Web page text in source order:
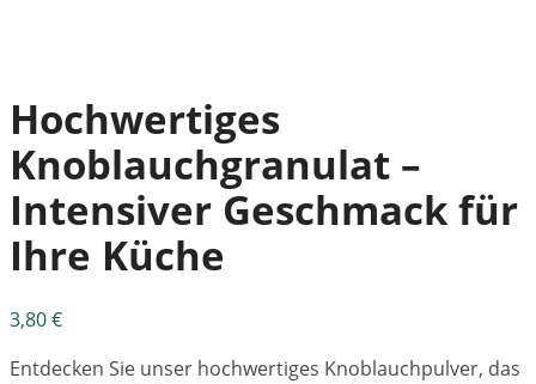
Hochwertiges
Knoblauchgranulat –
Intensiver Geschmack für
Ihre Küche
3,80€
Entdecken Sie unser hochwertiges Knoblauchpulver, das